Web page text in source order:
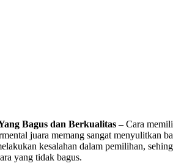
Bagus dan Berkualitas –Cara
juara memang sangat menyulitkan
kesalahan dalam pemilihan,
yang tidak bagus.